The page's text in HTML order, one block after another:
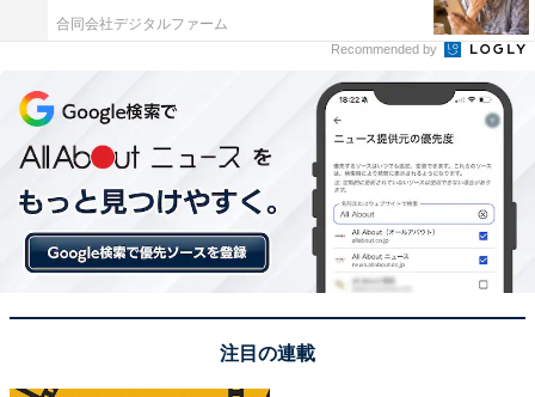
合同会社デジタルファーム
Recommended by
注目の連載